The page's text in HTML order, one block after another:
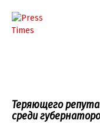
контенту
Теряющего
среди